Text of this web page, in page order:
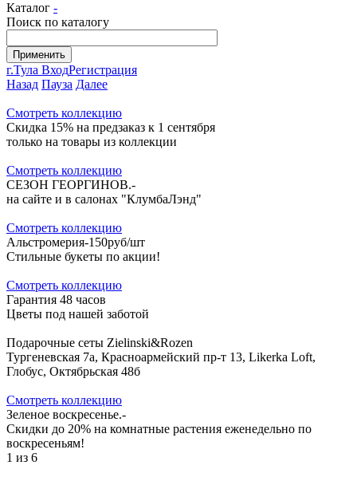
Каталог -
Поиск по каталогу
г.Тула ВходРегистрация
Назад Пауза Далее
Cмотреть коллекцию
Скидка 15% на предзаказ к 1 сентября
только на товары из коллекции
Cмотреть коллекцию
СЕЗОН ГЕОРГИНОВ.-
на сайте и в салонах "КлумбаЛэнд"
Cмотреть коллекцию
Альстромерия-150руб/шт
Стильные букеты по акции!
Cмотреть коллекцию
Гарантия 48 часов
Цветы под нашей заботой
Подарочные сеты Zielinski&Rozen
Тургеневская 7а, Красноармейский пр-т 13, Likerka Loft,
Глобус, Октябрьская 48б
Cмотреть коллекцию
Зеленое воскресенье.-
Скидки до 20% на комнатные растения еженедельно по
воскресеньям!
1 из 6